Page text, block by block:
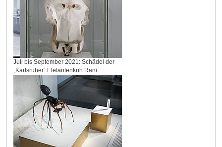
Juli bis September 2021: Schädel der
„Karlsruher“ Elefantenkuh Rani